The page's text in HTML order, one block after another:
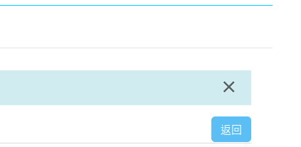
×
取消此通
返回